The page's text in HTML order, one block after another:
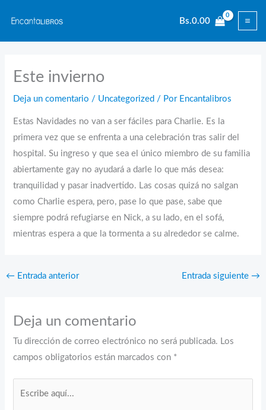
contenido
Bs.0.00
Este invierno
Deja un comentario / Uncategorized / Por Encantalibros
Estas Navidades no van a ser fáciles para Charlie. Es la
primera vez que se enfrenta a una celebración tras salir del
hospital. Su ingreso y que sea el único miembro de su familia
abiertamente gay no ayudará a darle lo que más desea:
tranquilidad y pasar inadvertido. Las cosas quizá no salgan
como Charlie espera, pero, pase lo que pase, sabe que
siempre podrá refugiarse en Nick, a su lado, en el sofá,
mientras espera a que la tormenta a su alrededor se calme.
← Entrada anterior Entrada siguiente →
Deja un comentario
Tu dirección de correo electrónico no será publicada. Los
campos obligatorios están marcados con *